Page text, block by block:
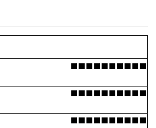
■■■■■■■■■■
■■■■■■■■■■
■■■■■■■■■■